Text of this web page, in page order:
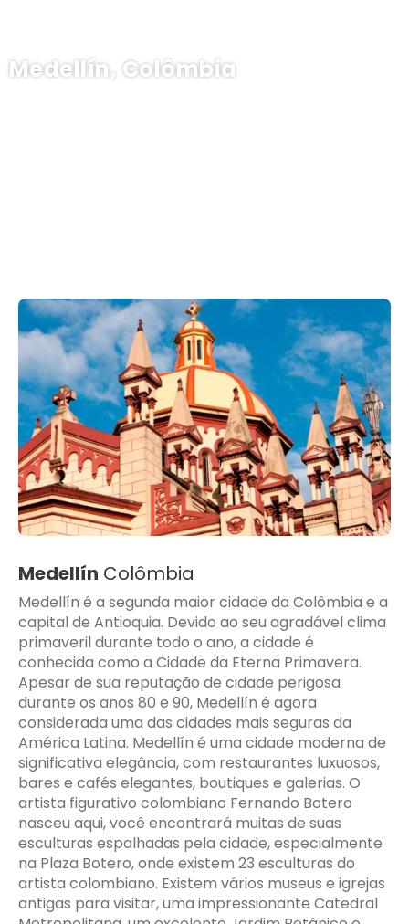
Medellín, Colômbia
Medellín Colômbia
Medellín é a segunda maior cidade da Colômbia e a
capital de Antioquia. Devido ao seu agradável clima
primaveril durante todo o ano, a cidade é
conhecida como a Cidade da Eterna Primavera.
Apesar de sua reputação de cidade perigosa
durante os anos 80 e 90, Medellín é agora
considerada uma das cidades mais seguras da
América Latina. Medellín é uma cidade moderna de
significativa elegância, com restaurantes luxuosos,
bares e cafés elegantes, boutiques e galerias. O
artista figurativo colombiano Fernando Botero
nasceu aqui, você encontrará muitas de suas
esculturas espalhadas pela cidade, especialmente
na Plaza Botero, onde existem 23 esculturas do
artista colombiano. Existem vários museus e igrejas
antigas para visitar, uma impressionante Catedral